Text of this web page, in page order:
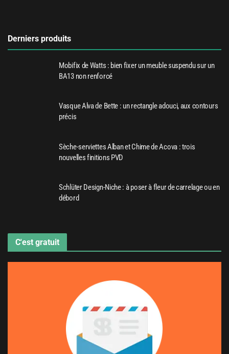
Derniers produits
Mobifix de Watts : bien fixer un meuble suspendu sur un
BA13 non renforcé
Vasque Alva de Bette : un rectangle adouci, aux contours
précis
Sèche-serviettes Alban et Chime de Acova : trois
nouvelles finitions PVD
Schlüter Design-Niche : à poser à fleur de carrelage ou en
débord
C'est gratuit